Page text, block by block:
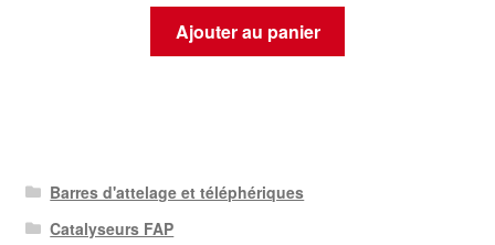
Ajouter au panier
Barres d'attelage et téléphériques
Catalyseurs FAP